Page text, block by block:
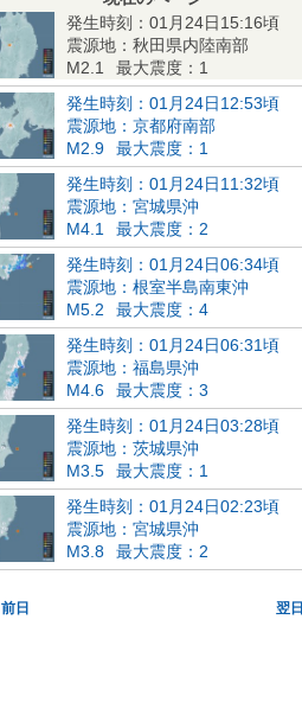
発生時刻：01月24日15:16頃
震源地：秋田県内陸南部
M2.1
最大震度：1
発生時刻：01月24日12:53頃
震源地：京都府南部
M2.9
最大震度：1
発生時刻：01月24日11:32頃
震源地：宮城県沖
M4.1
最大震度：2
発生時刻：01月24日06:34頃
震源地：根室半島南東沖
M5.2
最大震度：4
発生時刻：01月24日06:31頃
震源地：福島県沖
M4.6
最大震度：3
発生時刻：01月24日03:28頃
震源地：茨城県沖
M3.5
最大震度：1
発生時刻：01月24日02:23頃
震源地：宮城県沖
M3.8
最大震度：2
前日 翌日